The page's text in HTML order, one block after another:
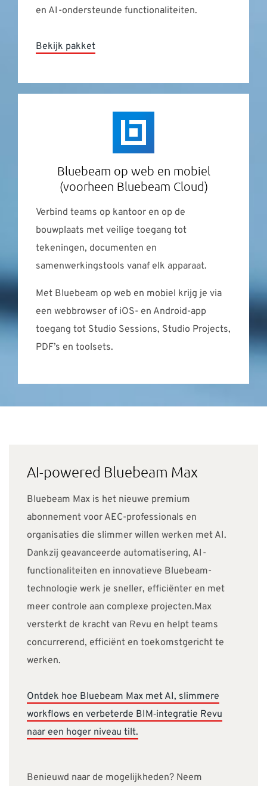
en AI-ondersteunde functionaliteiten.
Bekijk pakket
Bluebeam op web en mobiel
(voorheen Bluebeam Cloud)
Verbind teams op kantoor en op de
bouwplaats met veilige toegang tot
tekeningen, documenten en
samenwerkingstools vanaf elk apparaat.
Met Bluebeam op web en mobiel krijg je via
een webbrowser of iOS- en Android-app
toegang tot Studio Sessions, Studio Projects,
PDF’s en toolsets.
AI-powered Bluebeam Max
Bluebeam Max is het nieuwe premium
abonnement voor AEC-professionals en
organisaties die slimmer willen werken met AI.
Dankzij geavanceerde automatisering, AI-
functionaliteiten en innovatieve Bluebeam-
technologie werk je sneller, efficiënter en met
meer controle aan complexe projecten.Max
versterkt de kracht van Revu en helpt teams
concurrerend, efficiënt en toekomstgericht te
werken.
Ontdek hoe Bluebeam Max met AI, slimmere
workflows en verbeterde BIM‑integratie Revu
naar een hoger niveau tilt.
Benieuwd naar de mogelijkheden? Neem